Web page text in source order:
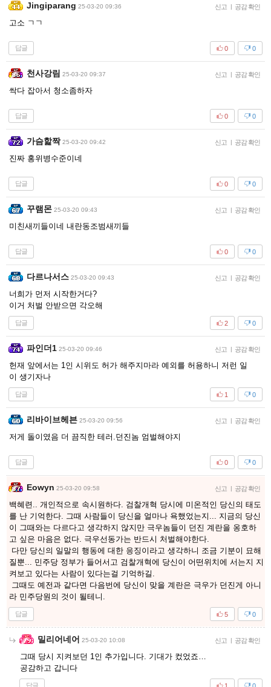
Jingiparang 25-03-20 09:36 신고 | 공감 확인
고소 ㄱㄱ
답글 0
0
천사강림 25-03-20 09:37 신고 | 공감 확인
싹다 잡아서 청소좀하자
답글 0
0
가슴핥짝 25-03-20 09:42 신고 | 공감 확인
진짜 홍위병수준이네
답글 0
0
꾸램몬 25-03-20 09:43 신고 | 공감 확인
미친새끼들이네 내란동조범새끼들
답글 0
0
다르나서스 25-03-20 09:43 신고 | 공감 확인
너희가 먼저 시작한거다?
이거 처벌 안받으면 각오해
답글 0
2
파인더1 25-03-20 09:46 신고 | 공감 확인
헌재 앞에서는 1인 시위도 허가 해주지마라 예외를 허용하니 저런 일
이 생기자나
답글 0
1
리바이브헤븐 25-03-20 09:56 신고 | 공감 확인
저게 돌이였음 더 끔직한 테러.던진놈 엄벌해야지
답글 0
0
Eowyn 25-03-20 09:58 신고 | 공감 확인
백혜련.. 개인적으로 속시원하다. 검찰개혁 당시에 미온적인 당신의 태도
를 난 기억한다. 그때 사람들이 당신을 얼마나 욕했었는지... 지금의 당신
이 그때와는 다르다고 생각하지 않지만 극우놈들이 던진 계란을 옹호하
고 싶은 마음은 없다. 극우선동가는 반드시 처벌해야한다.
다만 당신의 일말의 행동에 대한 응징이라고 생각하니 조금 기분이 묘해
질뿐... 민주당 정부가 들어서고 검찰개혁에 당신이 어떤위치에 서는지 지
켜보고 있다는 사람이 있다는걸 기억하길.
그때도 예전과 같다면 다음번에 당신이 맞을 계란은 극우가 던진게 아니
라 민주당원의 것이 될테니.
답글 0
5
밀리어네어 25-03-20 10:08 신고 | 공감 확인
그때 당시 지켜보던 1인 추가입니다. 기대가 컸었죠…
공감하고 갑니다
답글 0
1